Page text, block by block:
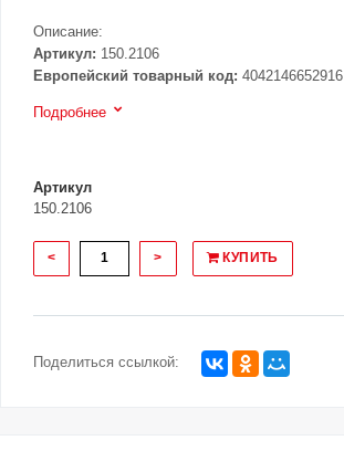
Описание:
Артикул: 150.2106
Европейский товарный код: 4042146652916
Подробнее
Артикул
150.2106
< > КУПИТЬ
Поделиться ссылкой: